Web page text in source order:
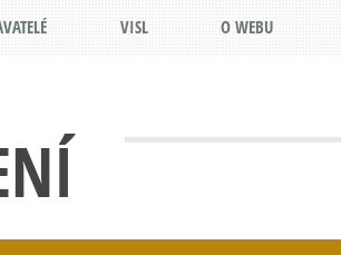
VISL O WEBU